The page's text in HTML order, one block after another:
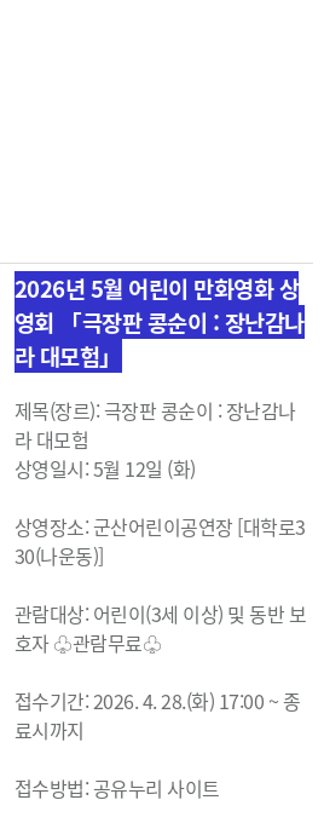
2026년 5월 어린이 만화영화 상
영회 「극장판 콩순이 : 장난감나
라 대모험」
제목(장르): 극장판 콩순이 : 장난감나
라 대모험
상영일시: 5월 12일 (화)
상영장소: 군산어린이공연장 [대학로3
30(나운동)]
관람대상: 어린이(3세 이상) 및 동반 보
호자 ♧관람무료♧
접수기간: 2026. 4. 28.(화) 17:00 ~ 종
료시까지
접수방법: 공유누리 사이트